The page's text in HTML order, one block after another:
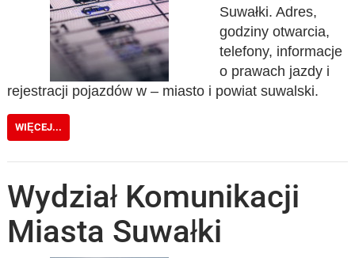
Suwałki. Adres,
godziny otwarcia,
telefony, informacje
o prawach jazdy i
rejestracji pojazdów w – miasto i powiat suwalski.
WIĘCEJ...
Wydział Komunikacji
Miasta Suwałki